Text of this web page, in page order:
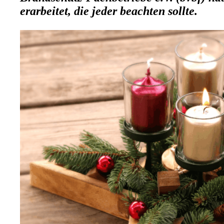
erarbeitet, die jeder beachten sollte.